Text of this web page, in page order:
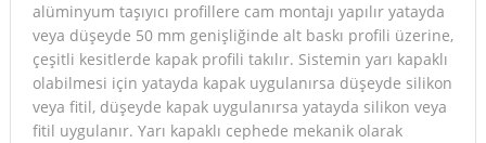
alüminyum taşıyıcı profillere cam montajı yapılır yatayda
veya düşeyde 50 mm genişliğinde alt baskı profili üzerine,
çeşitli kesitlerde kapak profili takılır. Sistemin yarı kapaklı
olabilmesi için yatayda kapak uygulanırsa düşeyde silikon
veya fitil, düşeyde kapak uygulanırsa yatayda silikon veya
fitil uygulanır. Yarı kapaklı cephede mekanik olarak